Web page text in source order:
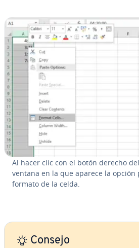
Al hacer clic con el botón derecho
ventana en la que aparece la opción
formato de la celda.
Consejo